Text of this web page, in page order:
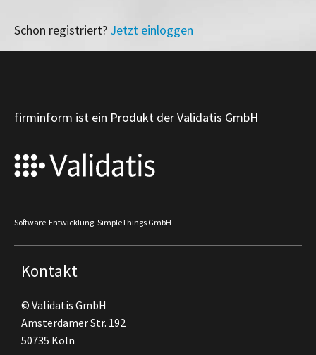
Schon registriert? Jetzt einloggen
firminform ist ein Produkt der Validatis GmbH
Software-Entwicklung: SimpleThings GmbH
Kontakt
© Validatis GmbH
Amsterdamer Str. 192
50735 Köln